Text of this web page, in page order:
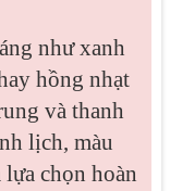
như xanh
hồng nhạt
và thanh
lịch, màu
chọn hoàn